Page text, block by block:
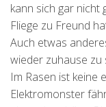
kann sich gar nicht
Fliege zu Freund
Auch etwas
wieder zuhause zu
Im Rasen ist keine
Elektromonster